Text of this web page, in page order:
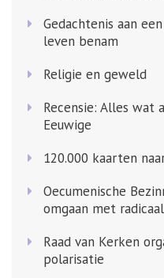
Gedachtenis aan
leven benam
Religie en geweld
Recensie: Alles
Eeuwige
120.000 kaarten
Oecumenische
omgaan met
Raad van Kerken
polarisatie